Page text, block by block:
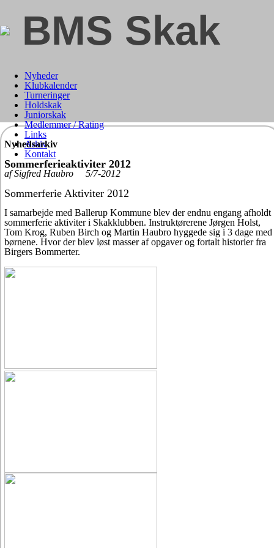
BMS Skak
Nyheder
Klubkalender
Turneringer
Holdskak
Juniorskak
Medlemmer / Rating
Links
Arkiv
Kontakt
Nyhedsarkiv
Sommerferieaktiviter 2012
af Sigfred Haubro 5/7-2012
Sommerferie Aktiviter 2012
I samarbejde med Ballerup Kommune blev der endnu engang afholdt
sommerferie aktiviter i Skakklubben. Instruktørerene Jørgen Holst,
Tom Krog, Ruben Birch og Martin Haubro hyggede sig i 3 dage med
børnene. Hvor der blev løst masser af opgaver og fortalt historier fra
Birgers Bommerter.